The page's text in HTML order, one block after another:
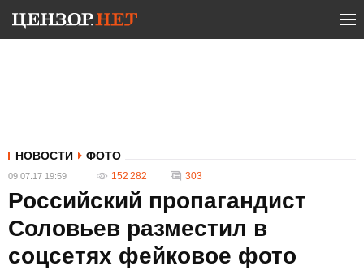
НОВОСТИ ФОТО
09.07.17 19:59 152 282 303
Российский пропагандист
Соловьев разместил в
соцсетях фейковое фото